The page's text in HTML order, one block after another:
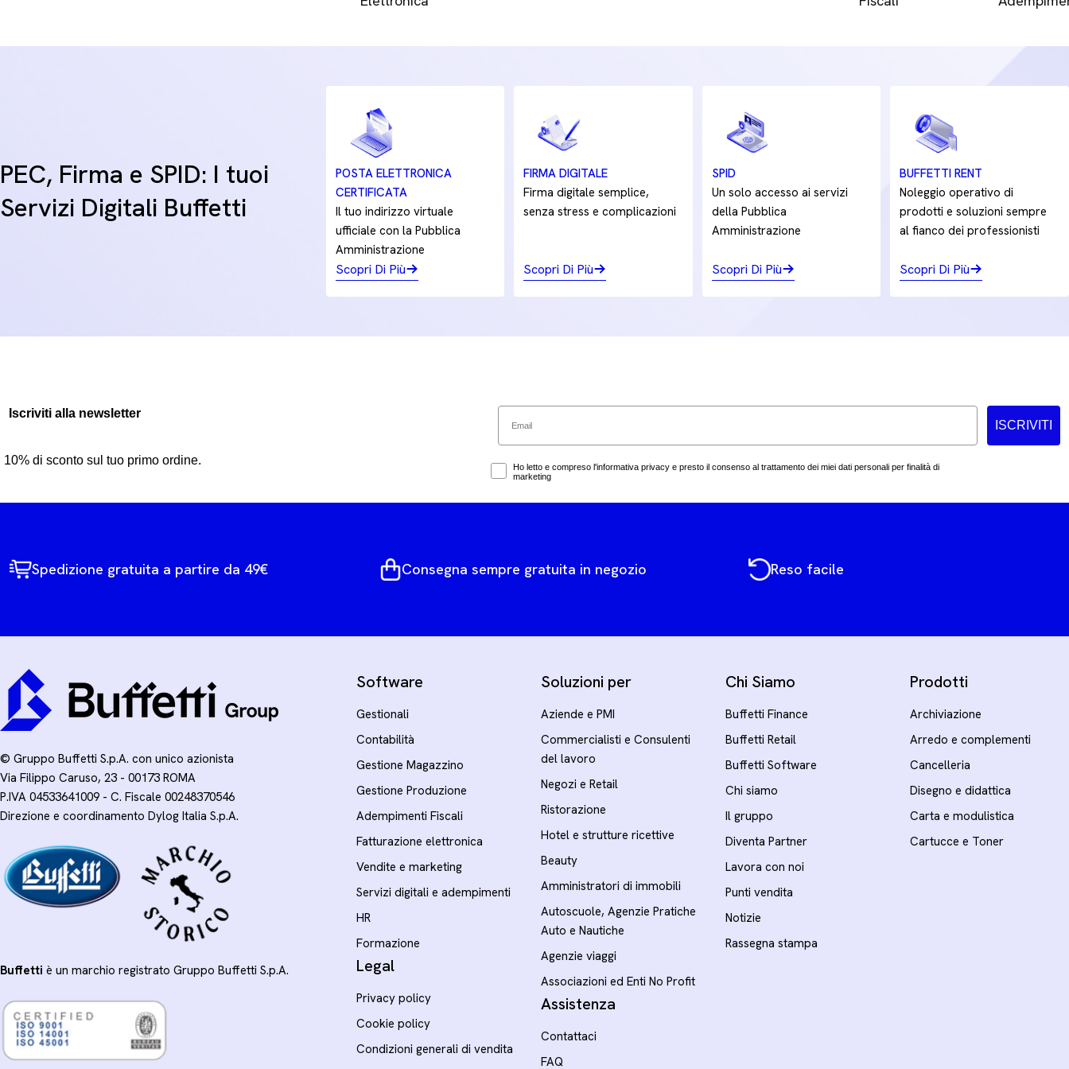
PEC, Firma e SPID: I tuoi
Servizi Digitali Buffetti
POSTA ELETTRONICA
CERTIFICATA
Il tuo indirizzo virtuale
ufficiale con la Pubblica
Amministrazione
Scopri Di Più
FIRMA DIGITALE
Firma digitale semplice,
senza stress e complicazioni
Scopri Di Più
SPID
Un solo accesso ai servizi
della Pubblica
Amministrazione
Scopri Di Più
BUFFETTI RENT
Noleggio operativo di
prodotti e soluzioni sempre
al fianco dei professionisti
Scopri Di Più
Iscriviti alla newsletter Email
ISCRIVITI
10% di sconto sul tuo primo ordine. Marketing Consent
Ho letto e compreso l'informativa privacy e presto il consenso al trattamento dei miei dati personali per finalità di
marketing
Spedizione gratuita a partire da 49€ Consegna sempre gratuita in negozio Reso facile
© Gruppo Buffetti S.p.A. con unico azionista
Via Filippo Caruso, 23 - 00173 ROMA
P.IVA 04533641009 - C. Fiscale 00248370546
Direzione e coordinamento Dylog Italia S.p.A.
Buffetti è un marchio registrato Gruppo Buffetti S.p.A.
Software
Gestionali
Contabilità
Gestione Magazzino
Gestione Produzione
Adempimenti Fiscali
Fatturazione elettronica
Vendite e marketing
Servizi digitali e adempimenti
HR
Formazione
Legal
Privacy policy
Cookie policy
Condizioni generali di vendita
Soluzioni per
Aziende e PMI
Commercialisti e Consulenti
del lavoro
Negozi e Retail
Ristorazione
Hotel e strutture ricettive
Beauty
Amministratori di immobili
Autoscuole, Agenzie Pratiche
Auto e Nautiche
Agenzie viaggi
Associazioni ed Enti No Profit
Assistenza
Contattaci
FAQ
Chi Siamo
Buffetti Finance
Buffetti Retail
Buffetti Software
Chi siamo
Il gruppo
Diventa Partner
Lavora con noi
Punti vendita
Notizie
Rassegna stampa
Prodotti
Archiviazione
Arredo e complementi
Cancelleria
Disegno e didattica
Carta e modulistica
Cartucce e Toner